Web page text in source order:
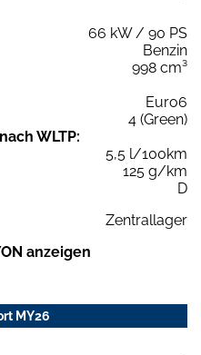
66 kW / 90 PS
Benzin
998 cm³
Euro6
4 (Green)
WLTP:
5,5 l/100km
125 g/km
D
Zentrallager
anzeigen
MY26